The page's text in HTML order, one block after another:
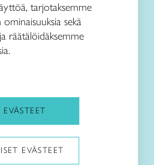
tarjotaksemme
sekä
räätälöidäksemme
EVÄSTEET